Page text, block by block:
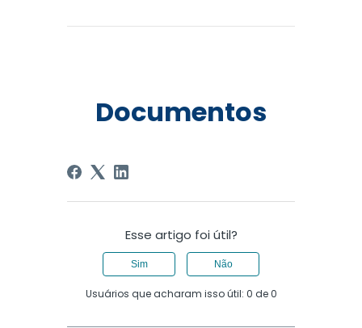
Documentos
Esse artigo foi útil?
Sim Não
Usuários que acharam isso útil: 0 de 0